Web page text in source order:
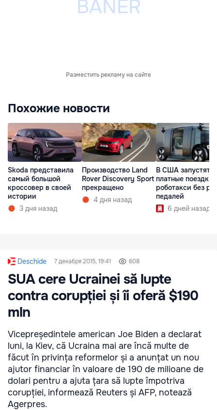
Разместить рекламу на сайте
Похожие новости
Skoda представила
самый большой
кроссовер в своей
истории
3 дня назад
Производство Land
Rover Discovery Sport
прекращено
4 дня назад
В США запустят
платные поездки
роботакси без
педалей
6 дней назад
Deschide 7 декабря 2015, 19:41 608
SUA cere Ucrainei să lupte
contra corupției și îi oferă $190
mln
Vicepreședintele american Joe Biden a declarat
luni, la Kiev, că Ucraina mai are încă multe de
făcut în privința reformelor și a anunțat un nou
ajutor financiar în valoare de 190 de milioane de
dolari pentru a ajuta țara să lupte împotriva
corupției, informează Reuters și AFP, notează
Agerpres.